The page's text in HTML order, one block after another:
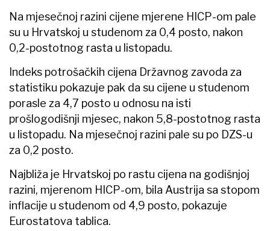
Na mjesečnoj razini cijene mjerene HICP-om pale
su u Hrvatskoj u studenom za 0,4 posto, nakon
0,2-postotnog rasta u listopadu.
Indeks potrošačkih cijena Državnog zavoda za
statistiku pokazuje pak da su cijene u studenom
porasle za 4,7 posto u odnosu na isti
prošlogodišnji mjesec, nakon 5,8-postotnog rasta
u listopadu. Na mjesečnoj razini pale su po DZS-u
za 0,2 posto.
Najbliža je Hrvatskoj po rastu cijena na godišnjoj
razini, mjerenom HICP-om, bila Austrija sa stopom
inflacije u studenom od 4,9 posto, pokazuje
Eurostatova tablica.